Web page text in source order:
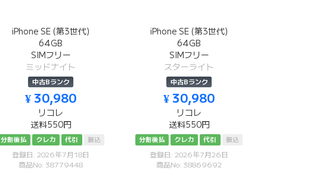
iPhone SE (第3世代)
64GB
SIMフリー
ミッドナイト
中古Bランク
¥ 30,980
リコレ
送料550円
分割後払 クレカ 代引 振込
登録日: 2026年7月18日
商品No: 38779448
iPhone SE (第3世代)
64GB
SIMフリー
スターライト
中古Bランク
¥ 30,980
リコレ
送料550円
分割後払 クレカ 代引 振込
登録日: 2026年7月26日
商品No: 38869692